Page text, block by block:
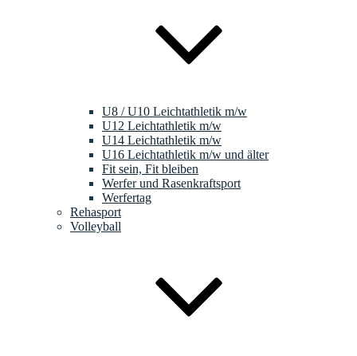
U8 / U10 Leichtathletik m/w
U12 Leichtathletik m/w
U14 Leichtathletik m/w
U16 Leichtathletik m/w und älter
Fit sein, Fit bleiben
Werfer und Rasenkraftsport
Werfertag
Rehasport
Volleyball